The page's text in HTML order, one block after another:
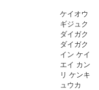
ケイオウ
ギジュク
ダイガク
ダイガク
イン ケイ
エイ カン
リ ケンキ
ュウカ